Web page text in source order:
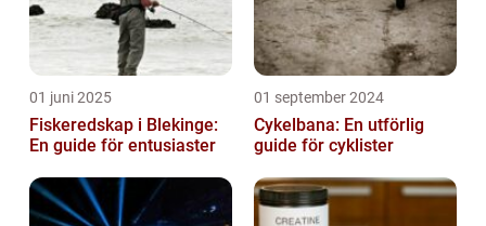
01 juni 2025
Fiskeredskap i Blekinge:
En guide för entusiaster
01 september 2024
Cykelbana: En utförlig
guide för cyklister